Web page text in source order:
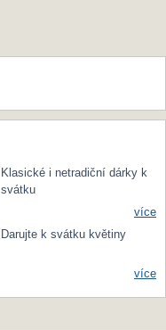
Klasické i netradiční dárky k
svátku
více
Darujte k svátku květiny
více